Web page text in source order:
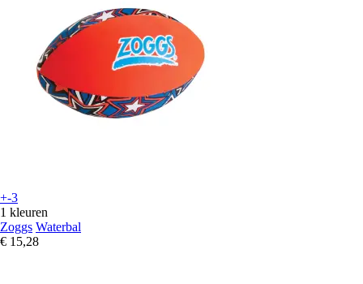
+-3
1 kleuren
Zoggs Waterbal
€ 15,28